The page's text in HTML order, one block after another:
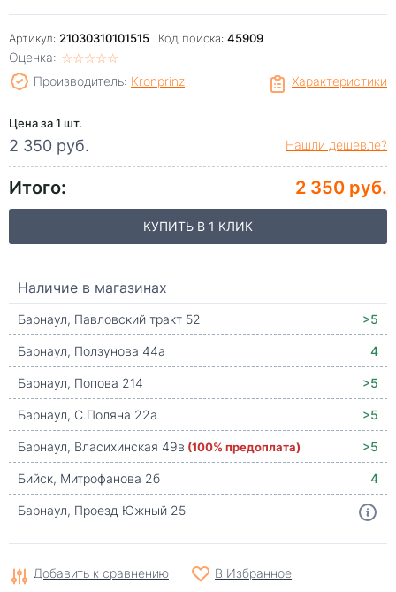
Артикул: 21030310101515 Код поиска: 45909
Оценка: ☆☆☆☆☆
★★★★★
Характеристики
Производитель: Kronprinz
Цена за 1 шт.
2 350 руб. Нашли дешевле?
Итого: 2 350 руб.
КУПИТЬ В 1 КЛИК
Наличие в магазинах
Барнаул, Павловский тракт 52
>5
Барнаул, Ползунова 44а
4
Барнаул, Попова 214
>5
Барнаул, С.Поляна 22а
>5
Барнаул, Власихинская 49в (100% предоплата)
>5
Бийск, Митрофанова 2б
4
Барнаул, Проезд Южный 25
Добавить к сравнению В Избранное